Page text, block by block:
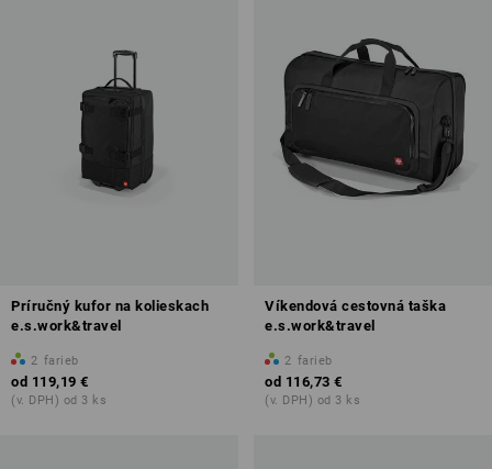
Príručný kufor na kolieskach
e.s.work&travel
2 farieb
od 119,19 €
(v. DPH) od 3 ks
Víkendová cestovná taška
e.s.work&travel
2 farieb
od 116,73 €
(v. DPH) od 3 ks